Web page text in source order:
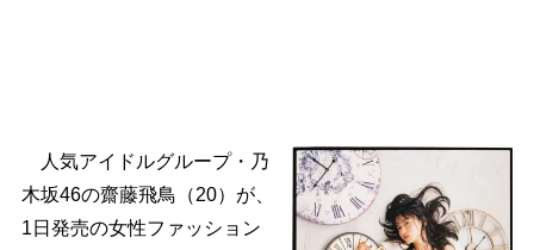
人気アイドルグループ・乃
木坂46の齋藤飛鳥（20）が、
1日発売の女性ファッション